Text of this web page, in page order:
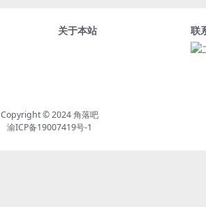
关于本站 联
Copyright © 2024角落吧
渝ICP备19007419号-1